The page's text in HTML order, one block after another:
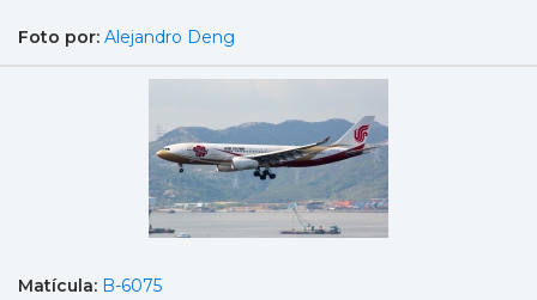
Foto por: Alejandro Deng
Matícula: B-6075